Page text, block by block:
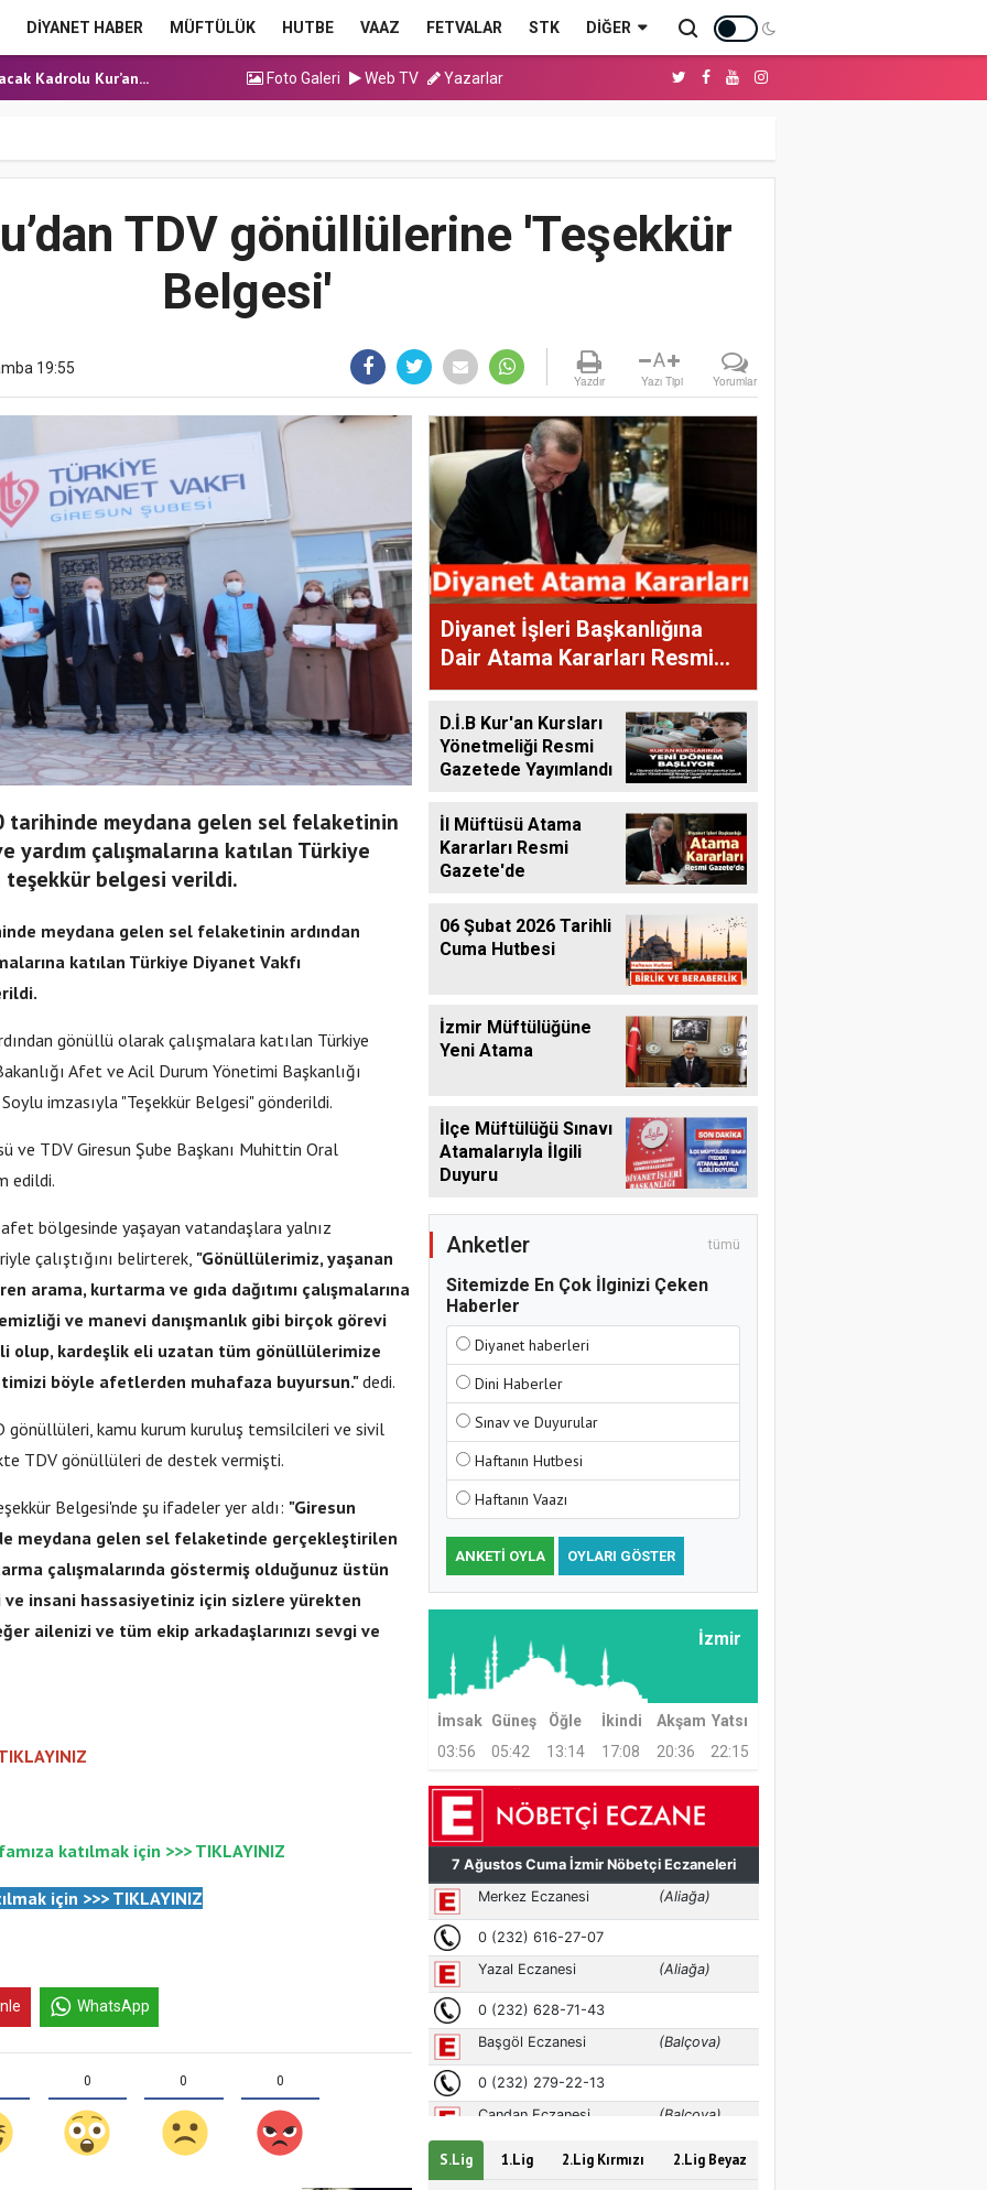
DİYANET HABER MÜFTÜLÜK HUTBE VAAZ FETVALAR STK DIĞER
Hutbesi
Hutbesi
Kadrolu Kur’an...
(Sözlü) So...
Hutbesi
Hutbesi
Hutbesi
Foto Galeri Web TV Yazarlar
TDV gönüllülerine 'Teşekkür
Belgesi'
19:55
Yazdır
A
Yazı Tipi Yorumlar
tarihinde meydana gelen sel felaketinin
yardım çalışmalarına katılan Türkiye
belgesi verildi.
meydana gelen sel felaketinin ardından
katılan Türkiye Diyanet Vakfı
gönüllü olarak çalışmalara katılan Türkiye
Afet ve Acil Durum Yönetimi Başkanlığı
imzasıyla "Teşekkür Belgesi" gönderildi.
ve TDV Giresun Şube Başkanı Muhittin Oral
edildi.
bölgesinde yaşayan vatandaşlara yalnız
çalıştığını belirterek, "Gönüllülerimiz, yaşanan
arama, kurtarma ve gıda dağıtımı çalışmalarına
ve manevi danışmanlık gibi birçok görevi
olup, kardeşlik eli uzatan tüm gönüllülerimize
böyle afetlerden muhafaza buyursun."dedi.
gönüllüleri, kamu kurum kuruluş temsilcileri ve sivil
TDV gönüllüleri de destek vermişti.
Belgesi'nde şu ifadeler yer aldı: "Giresun
meydana gelen sel felaketinde gerçekleştirilen
çalışmalarında göstermiş olduğunuz üstün
insani hassasiyetiniz için sizlere yürekten
ailenizi ve tüm ekip arkadaşlarınızı sevgi ve
katılmak için >>>TIKLAYINIZ
için >>> TIKLAYINIZ
WhatsApp
0 0 0
Diyanet İşleri Başkanlığına
Dair Atama Kararları Resmi
Gazete'de
D.İ.B Kur'an Kursları
Yönetmeliği Resmi
Gazetede Yayımlandı
İl Müftüsü Atama
Kararları Resmi
Gazete'de
06 Şubat 2026 Tarihli
Cuma Hutbesi
İzmir Müftülüğüne
Yeni Atama
İlçe Müftülüğü Sınavı
Atamalarıyla İlgili
Duyuru
Anketler tümü
Sitemizde En Çok İlginizi Çeken
Haberler
Diyanet haberleri
Dini Haberler
Sınav ve Duyurular
Haftanın Hutbesi
Haftanın Vaazı
ANKETI OYLA OYLARI GÖSTER
İzmir
İmsak Güneş Öğle İkindi Akşam Yatsı
03:56
05:42 13:14 17:08 20:36 22:15
S.Lig 1.Lig 2.Lig Kırmızı 2.Lig Beyaz